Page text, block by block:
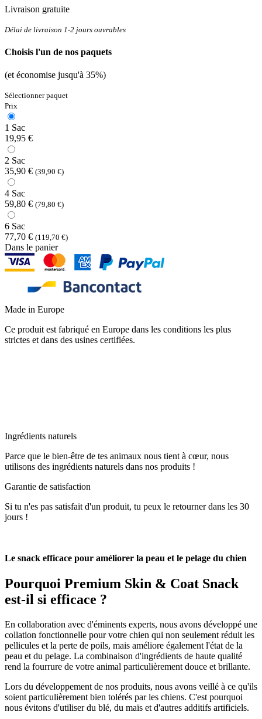
Livraison gratuite
Délai de livraison 1-2 jours ouvrables
Choisis l'un de nos paquets
(et économise jusqu'à 35%)
Sélectionner paquet
Prix
1 Sac
19,95 €
2 Sac
35,90 € (39,90 €)
4 Sac
59,80 € (79,80 €)
6 Sac
77,70 € (119,70 €)
Dans le panier
Made in Europe
Ce produit est fabriqué en Europe dans les conditions les plus
strictes et dans des usines certifiées.
Ingrédients naturels
Parce que le bien-être de tes animaux nous tient à cœur, nous
utilisons des ingrédients naturels dans nos produits !
Garantie de satisfaction
Si tu n'es pas satisfait d'un produit, tu peux le retourner dans les 30
jours !
Le snack efficace pour améliorer la peau et le pelage du chien
Pourquoi Premium Skin & Coat Snack
est-il si efficace ?
En collaboration avec d'éminents experts, nous avons développé une
collation fonctionnelle pour votre chien qui non seulement réduit les
pellicules et la perte de poils, mais améliore également l'état de la
peau et du pelage. La combinaison d'ingrédients de haute qualité
rend la fourrure de votre animal particulièrement douce et brillante.
Lors du développement de nos produits, nous avons veillé à ce qu'ils
soient particulièrement bien tolérés par les chiens. C'est pourquoi
nous évitons d'utiliser du blé, du maïs et d'autres additifs artificiels.